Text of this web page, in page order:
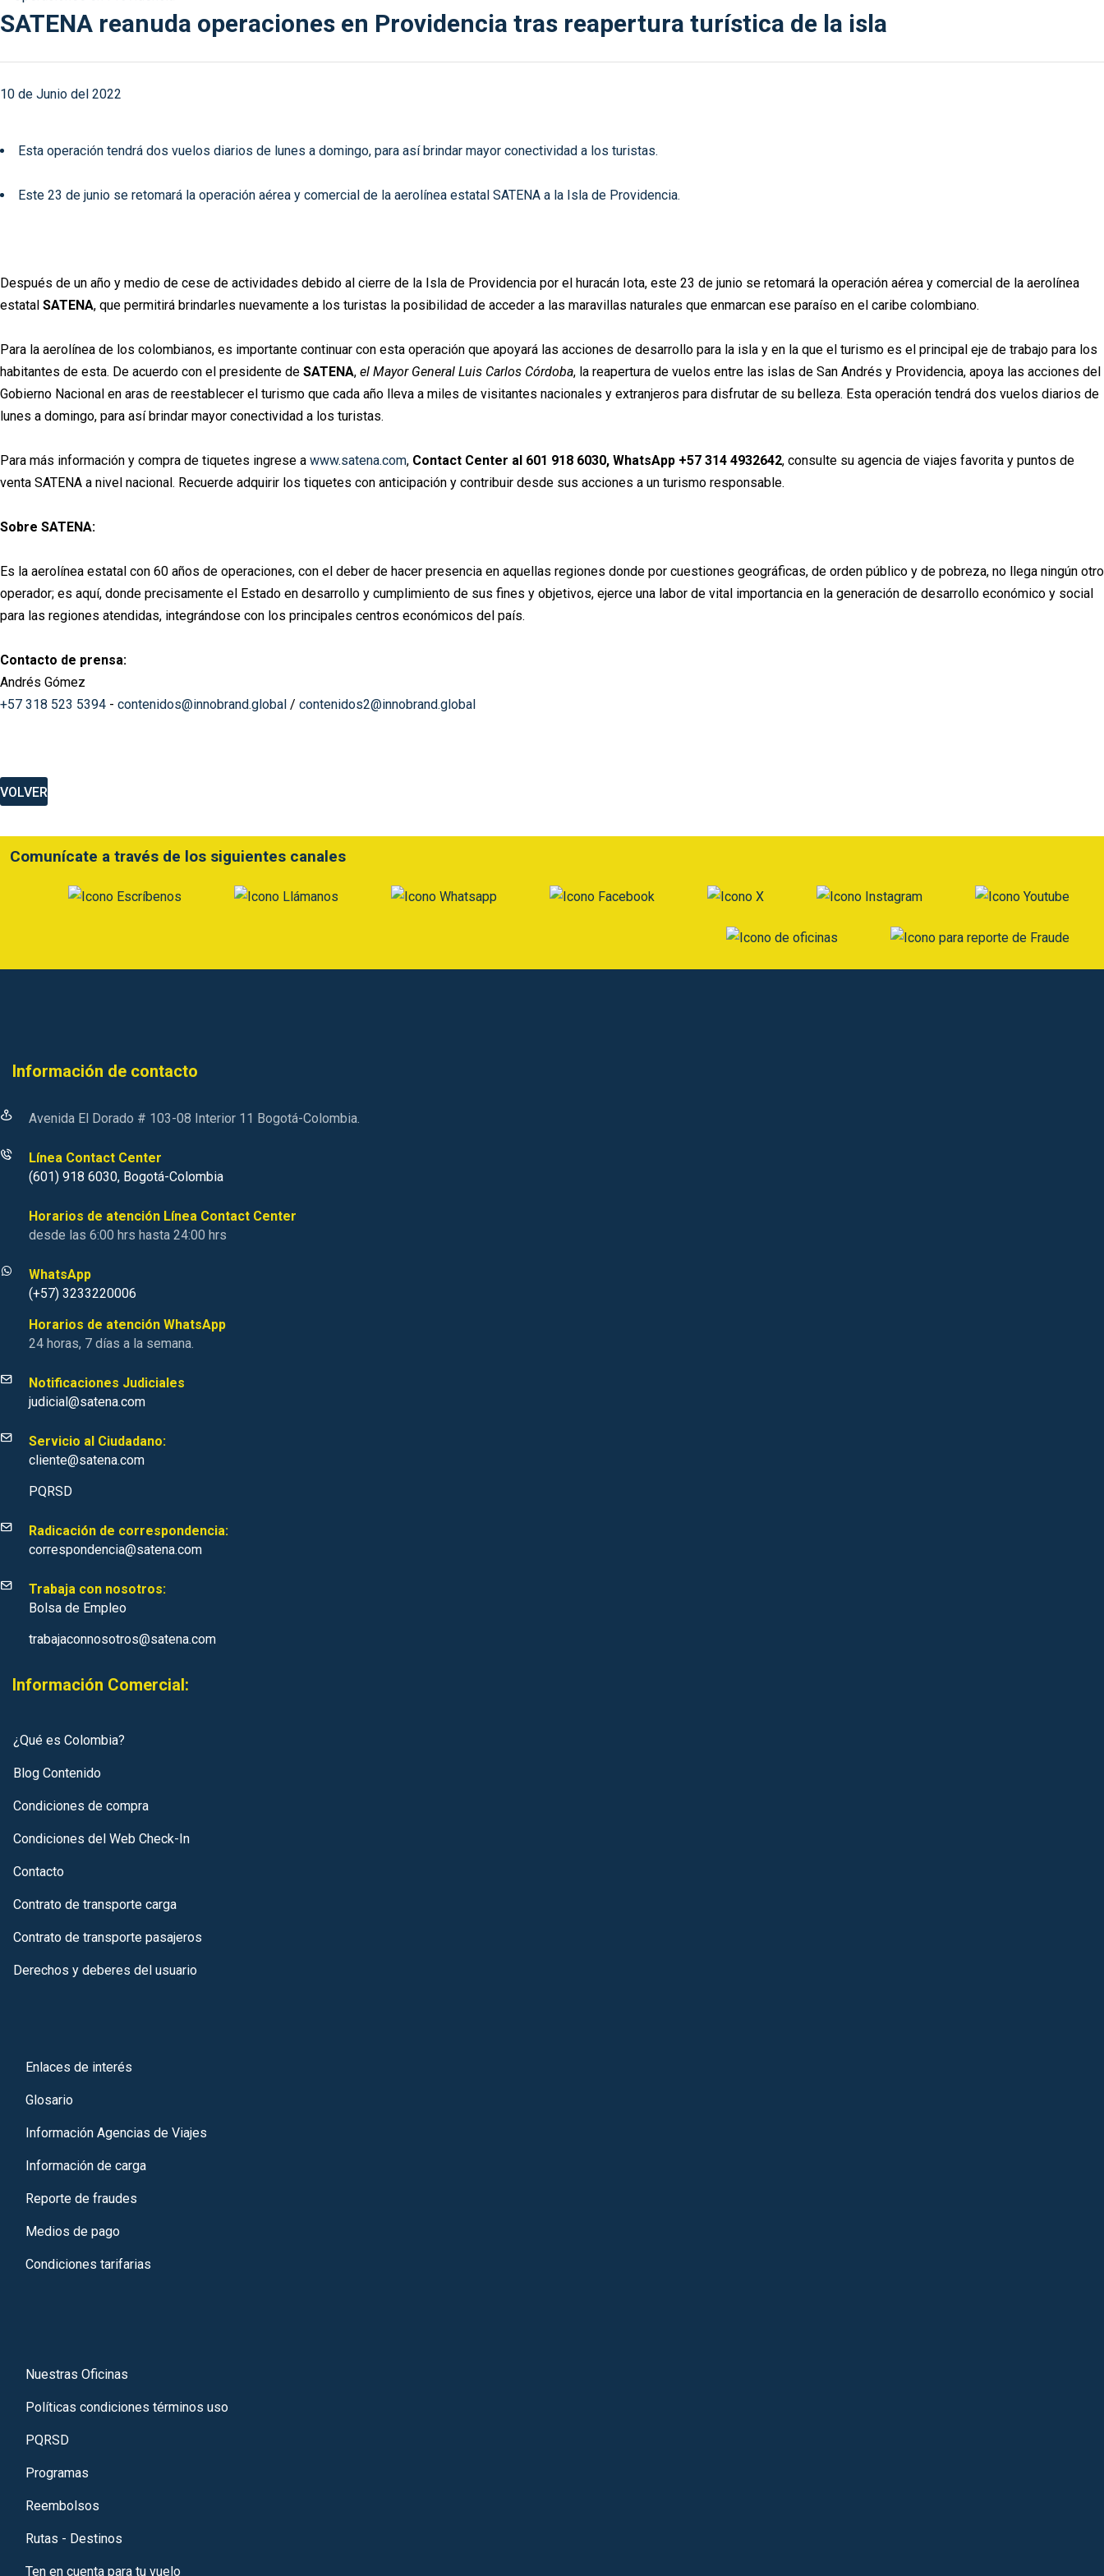
SATENA reanuda operaciones en Providencia tras reapertura turística de la isla
10 de Junio del 2022
Esta operación tendrá dos vuelos diarios de lunes a domingo, para así brindar mayor conectividad a los turistas.
Este 23 de junio se retomará la operación aérea y comercial de la aerolínea estatal SATENA a la Isla de Providencia.
Después de un año y medio de cese de actividades debido al cierre de la Isla de Providencia por el huracán Iota, este 23 de junio se retomará la operación aérea y comercial de la aerolínea
estatal SATENA, que permitirá brindarles nuevamente a los turistas la posibilidad de acceder a las maravillas naturales que enmarcan ese paraíso en el caribe colombiano.
Para la aerolínea de los colombianos, es importante continuar con esta operación que apoyará las acciones de desarrollo para la isla y en la que el turismo es el principal eje de trabajo para los
habitantes de esta. De acuerdo con el presidente de SATENA, el Mayor General Luis Carlos Córdoba, la reapertura de vuelos entre las islas de San Andrés y Providencia, apoya las acciones del
Gobierno Nacional en aras de reestablecer el turismo que cada año lleva a miles de visitantes nacionales y extranjeros para disfrutar de su belleza. Esta operación tendrá dos vuelos diarios de
lunes a domingo, para así brindar mayor conectividad a los turistas.
Para más información y compra de tiquetes ingrese a www.satena.com, Contact Center al 601 918 6030, WhatsApp +57 314 4932642, consulte su agencia de viajes favorita y puntos de
venta SATENA a nivel nacional. Recuerde adquirir los tiquetes con anticipación y contribuir desde sus acciones a un turismo responsable.
Sobre SATENA:
Es la aerolínea estatal con 60 años de operaciones, con el deber de hacer presencia en aquellas regiones donde por cuestiones geográficas, de orden público y de pobreza, no llega ningún otro
operador; es aquí, donde precisamente el Estado en desarrollo y cumplimiento de sus fines y objetivos, ejerce una labor de vital importancia en la generación de desarrollo económico y social
para las regiones atendidas, integrándose con los principales centros económicos del país.
Contacto de prensa:
Andrés Gómez
+57 318 523 5394 - contenidos@innobrand.global / contenidos2@innobrand.global
VOLVER
Comunícate a través de los siguientes canales
Información de contacto
Avenida El Dorado # 103-08 Interior 11 Bogotá-Colombia.
Línea Contact Center
(601) 918 6030, Bogotá-Colombia
Horarios de atención Línea Contact Center
desde las 6:00 hrs hasta 24:00 hrs
WhatsApp
(+57) 3233220006
Horarios de atención WhatsApp
24 horas, 7 días a la semana.
Notificaciones Judiciales
judicial@satena.com
Servicio al Ciudadano:
cliente@satena.com
PQRSD
Radicación de correspondencia:
correspondencia@satena.com
Trabaja con nosotros:
Bolsa de Empleo
trabajaconnosotros@satena.com
Información Comercial:
¿Qué es Colombia?
Blog Contenido
Condiciones de compra
Condiciones del Web Check-In
Contacto
Contrato de transporte carga
Contrato de transporte pasajeros
Derechos y deberes del usuario
Enlaces de interés
Glosario
Información Agencias de Viajes
Información de carga
Reporte de fraudes
Medios de pago
Condiciones tarifarias
Nuestras Oficinas
Políticas condiciones términos uso
PQRSD
Programas
Reembolsos
Rutas - Destinos
Ten en cuenta para tu vuelo